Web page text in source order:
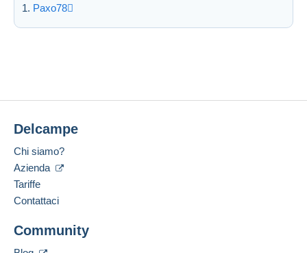
Paxo78
Delcampe
Chi siamo?
Azienda
Tariffe
Contattaci
Community